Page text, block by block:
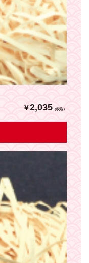
￥2,035 （税込）